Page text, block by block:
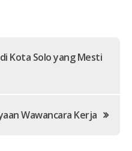
Kota Solo yang Mesti
Wawancara Kerja